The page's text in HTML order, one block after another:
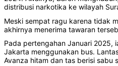
distribusi narkotika ke wilayah
Meski sempat ragu karena tidak
akhirnya menerima tawaran
Pada pertengahan Januari 2025,
Jakarta menggunakan bus.
Avanza hitam dan tas berisi sabu